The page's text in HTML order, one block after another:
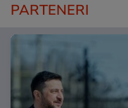
PARTENERI